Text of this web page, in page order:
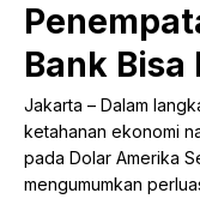
Bank Bisa
Jakarta – Dalam
ketahanan ekonomi
pada Dolar Amerika
mengumumkan